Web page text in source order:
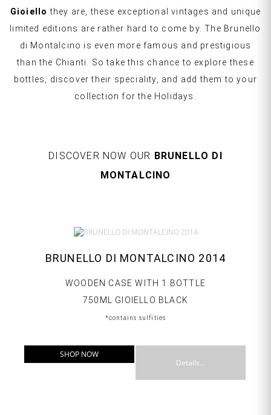
Gioiello they are, these exceptional vintages and unique
limited editions are rather hard to come by. The Brunello
di Montalcino is even more famous and prestigious
than the Chianti. So take this chance to explore these
bottles, discover their speciality, and add them to your
collection for the Holidays.
DISCOVER NOW OUR BRUNELLO DI
MONTALCINO
BRUNELLO DI MONTALCINO 2014
WOODEN CASE WITH 1 BOTTLE
750ML GIOIELLO BLACK
*contains sulfities
SHOP NOW
Details...